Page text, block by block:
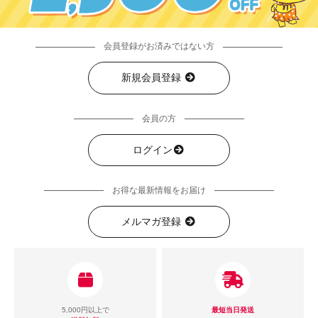
会員登録がお済みではない方
新規会員登録
会員の方
ログイン
お得な最新情報をお届け
メルマガ登録
5,000円以上で
最短当日発送